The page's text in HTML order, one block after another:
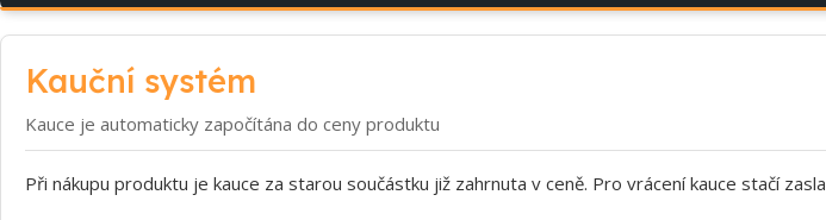
Kauční systém
Kauce je automaticky započítána do ceny produktu
Při nákupu produktu je kauce za starou součástku již zahrnuta v ceně. Pro vrácení kauce stačí